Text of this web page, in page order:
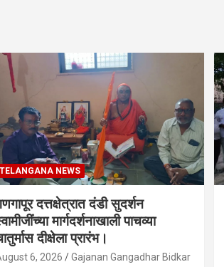
TELANGANA NEWS
दत्तक्षेत्रात दंडी सुदर्शन
मार्गदर्शनाखाली पाचव्या
दीक्षेला प्रारंभ।
6, 2026 Gajanan Gangadhar Bidkar